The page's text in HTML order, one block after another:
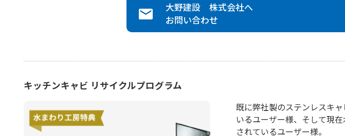
大野建設 株式会社へ
お問い合わせ
キッチンキャビ リサイクルプログラム
既に弊社製のステンレスキ
いるユーザー様、そして現
されているユーザー様。